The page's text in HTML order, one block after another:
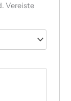
Vereiste